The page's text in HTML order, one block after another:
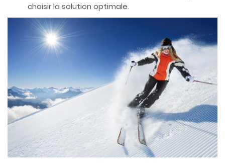
choisir la solution optimale.